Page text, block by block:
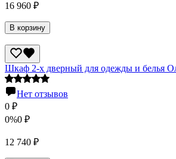
16 960 ₽
В корзину
Шкаф 2-х дверный для одежды и белья
Нет отзывов
0 ₽
0%0 ₽
12 740 ₽